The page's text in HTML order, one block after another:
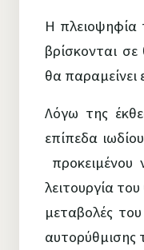
Η
βρίσκονται
θα παραμείνει
Λόγω της
επίπεδα
προκειμένου
λειτουργία
μεταβολές
αυτορύθμισης